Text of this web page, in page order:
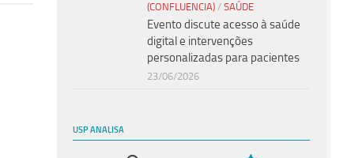
(CONFLUENCIA) / SAÚDE
Evento discute acesso à saúde
digital e intervenções
personalizadas para pacientes
23/06/2026
USP ANALISA